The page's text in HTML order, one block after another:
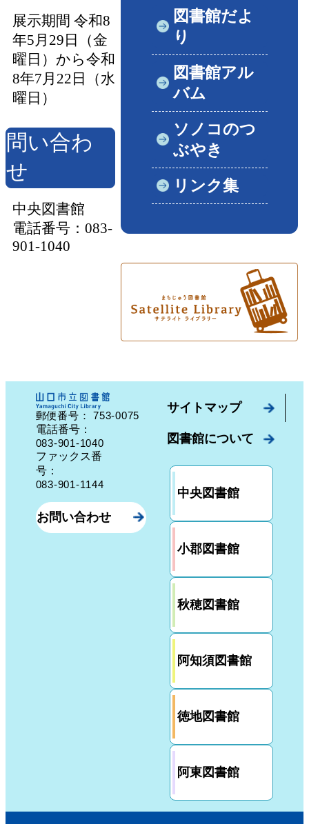
展示期間 令和8
年5月29日（金
曜日）から令和
8年7月22日（水
曜日）
問い合わ
せ
中央図書館
電話番号：083-
901-1040
図書館だよ
り
図書館アル
バム
ソノコのつ
ぶやき
リンク集
郵便番号：753-0075 山口県山口市中園町７番７号
電話番号：
083-901-1040
ファックス番
号：
083-901-1144
お問い合わせ
サイトマップ
図書館について
中央図書館
小郡図書館
秋穂図書館
阿知須図書館
徳地図書館
阿東図書館